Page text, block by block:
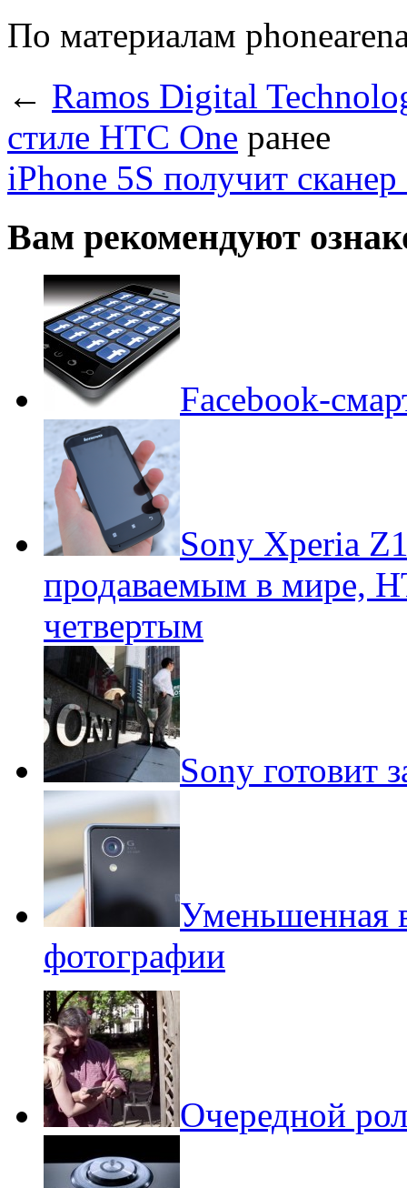
По материалам
← Ramos Digital
стиле HTC One ранее
iPhone 5S получит сканер
Вам рекомендуют
Facebook-
Sony Xperia
продаваемым в мире,
четвертым
Sony готовит
Уменьшенная
фотографии
Очередной